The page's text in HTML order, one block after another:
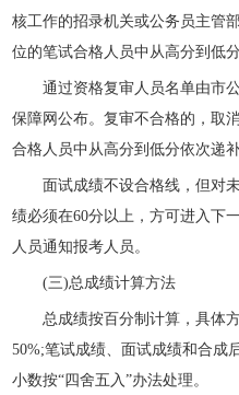
核工作的招录机关或公务员主管
位的笔试合格人员中从高分到低
通过资格复审人员名单由市公
保障网公布。复审不合格的，取
合格人员中从高分到低分依次递
面试成绩不设合格线，但对未
绩必须在60分以上，方可进入下
人员通知报考人员。
(三)总成绩计算方法
总成绩按百分制计算，具体方
50%;笔试成绩、面试成绩和合成
小数按“四舍五入”办法处理。